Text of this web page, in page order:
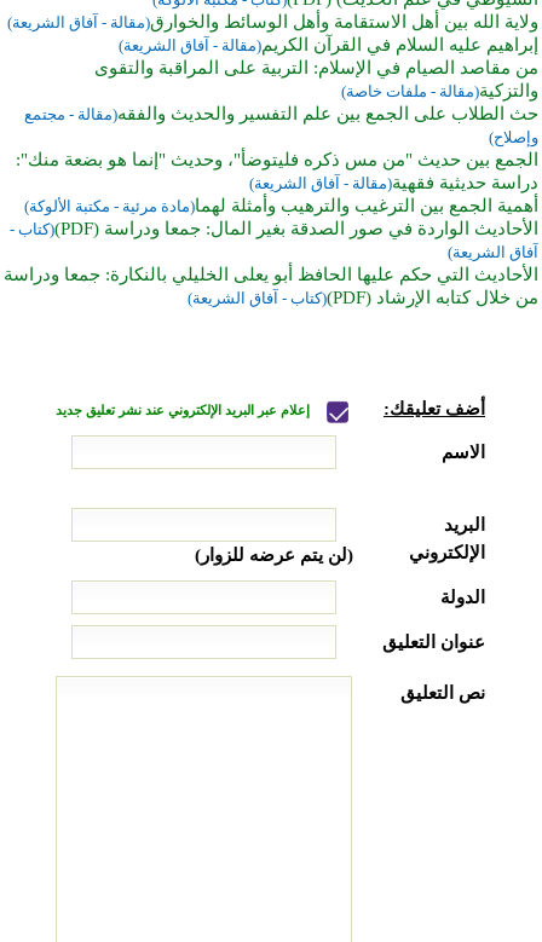
ولاية الله بين أهل الاستقامة وأهل الوسائط والخوارق(مقالة - آفاق الشريعة)
إبراهيم عليه السلام في القرآن الكريم(مقالة - آفاق الشريعة)
من مقاصد الصيام في الإسلام: التربية على المراقبة والتقوى
والتزكية(مقالة - ملفات خاصة)
حث الطلاب على الجمع بين علم التفسير والحديث والفقه(مقالة - مجتمع
وإصلاح)
الجمع بين حديث "من مس ذكره فليتوضأ"، وحديث "إنما هو بضعة منك":
دراسة حديثية فقهية(مقالة - آفاق الشريعة)
أهمية الجمع بين الترغيب والترهيب وأمثلة لهما(مادة مرئية - مكتبة الألوكة)
الأحاديث الواردة في صور الصدقة بغير المال: جمعا ودراسة (PDF)
(كتاب -
آفاق الشريعة)
الأحاديث التي حكم عليها الحافظ أبو يعلى الخليلي ﺑﺎلنكارة: جمعا ودراسة
من خلال كتابه الإرشاد (PDF)
(كتاب - آفاق الشريعة)
أضف تعليقك: إعلام عبر البريد الإلكتروني عند نشر تعليق جديد
الاسم
البريد
الإلكتروني
(لن يتم عرضه للزوار)
الدولة
عنوان التعليق
نص التعليق